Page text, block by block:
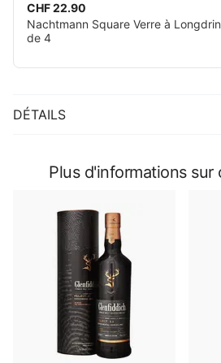
CHF 22.90
Nachtmann Square Verre à
de 4
DÉTAILS
Plus d'informations sur